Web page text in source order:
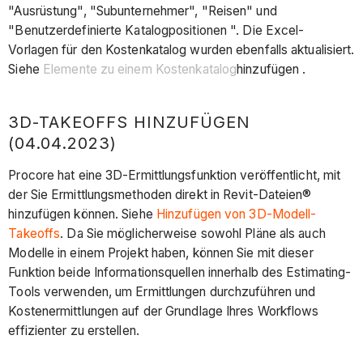
"Ausrüstung", "Subunternehmer", "Reisen" und
"Benutzerdefinierte Katalogpositionen ". Die Excel-
Vorlagen für den Kostenkatalog wurden ebenfalls aktualisiert.
Siehe Elemente zu einem Kostenkataloghinzufügen .
3D-TAKEOFFS HINZUFÜGEN
(04.04.2023)
Procore hat eine 3D-Ermittlungsfunktion veröffentlicht, mit
der Sie Ermittlungsmethoden direkt in Revit-Dateien®
hinzufügen können. Siehe Hinzufügen von 3D-Modell-
Takeoffs. Da Sie möglicherweise sowohl Pläne als auch
Modelle in einem Projekt haben, können Sie mit dieser
Funktion beide Informationsquellen innerhalb des Estimating-
Tools verwenden, um Ermittlungen durchzuführen und
Kostenermittlungen auf der Grundlage Ihres Workflows
effizienter zu erstellen.